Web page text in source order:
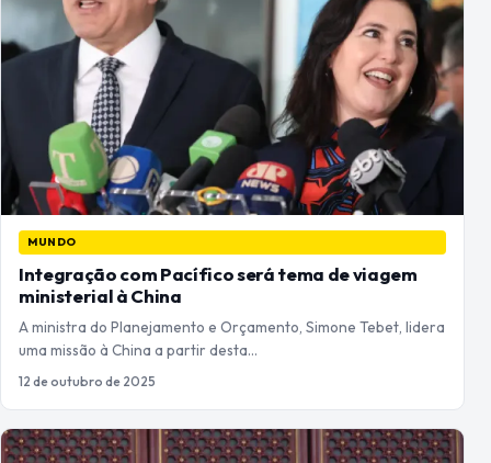
MUNDO
Integração com Pacífico será tema de viagem
ministerial à China
A ministra do Planejamento e Orçamento, Simone Tebet, lidera
uma missão à China a partir desta…
12 de outubro de 2025